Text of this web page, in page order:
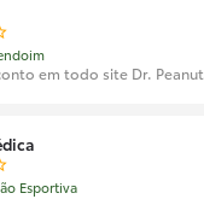
em todo site Dr. Peanut
Esportiva